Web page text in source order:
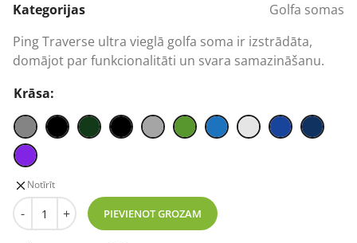
Kategorijas
Golfa somas
Ping Traverse ultra vieglā golfa soma ir izstrādāta,
domājot par funkcionalitāti un svara samazināšanu.
Krāsa:
Notīrīt
-
Ping Traverse grozs Bag Golf Bag daudzums
+ PIEVIENOT GROZAM